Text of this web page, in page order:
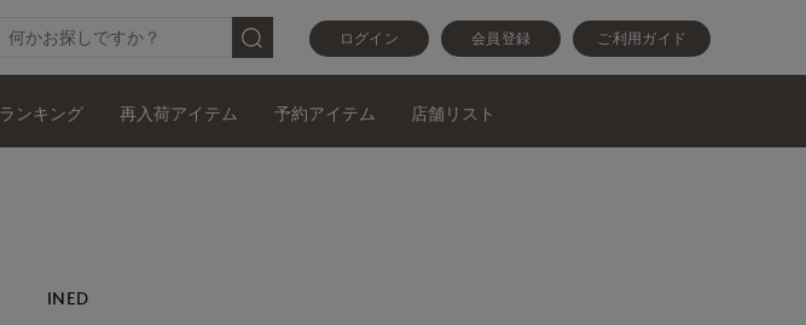
ログイン 会員登録 ご利用ガイド
ランキング 再入荷アイテム 予約アイテム 店舗リスト
INED